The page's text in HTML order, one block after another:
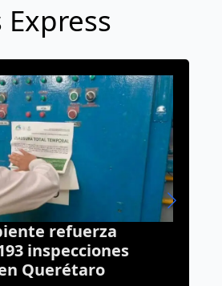
“Bájate del Padrón”:
dar de baja tu
agosto en Querétaro